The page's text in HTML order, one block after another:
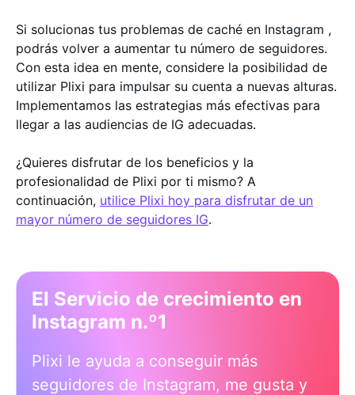
Si solucionas tus problemas de caché en Instagram ,
podrás volver a aumentar tu número de seguidores.
Con esta idea en mente, considere la posibilidad de
utilizar Plixi para impulsar su cuenta a nuevas alturas.
Implementamos las estrategias más efectivas para
llegar a las audiencias de IG adecuadas.
¿Quieres disfrutar de los beneficios y la
profesionalidad de Plixi por ti mismo? A
continuación, utilice Plixi hoy para disfrutar de un
mayor número de seguidores IG.
El Servicio de crecimiento en
Instagram n.º1
Plixi le ayuda a conseguir más
seguidores de Instagram, me gusta y